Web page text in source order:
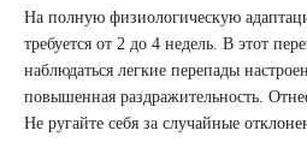
На полную физиологическую
требуется от 2 до 4 недель. В этот
наблюдаться легкие перепады
повышенная раздражительность.
Не ругайте себя за случайные